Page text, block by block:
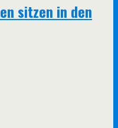
sitzen in den